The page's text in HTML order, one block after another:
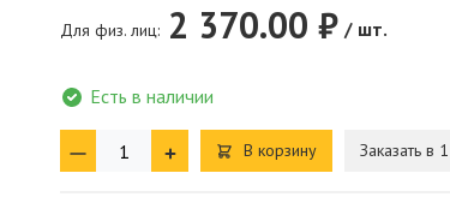
Для физ. лиц: 2 370.00 ₽ / шт.
Есть в наличии
В корзину Заказать в